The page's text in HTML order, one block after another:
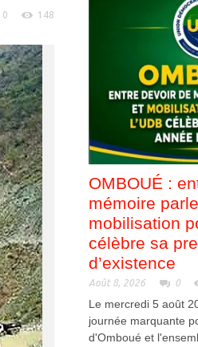
0 148
OMBOUÉ :
mémoire
mobilisation
célèbre sa
d’existence
Août 8, 2026 0
Le mercredi 5 août
journée marquante
d'Omboué et